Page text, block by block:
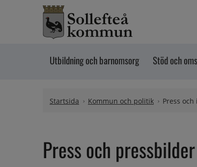
Hoppa till innehåll
Utbildning och barnomsorg Stöd och
Startsida Kommun och politik Press
Press och pressbilder